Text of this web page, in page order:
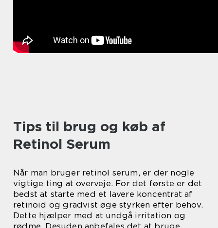
Tips til brug og køb af
Retinol Serum
Når man bruger retinol serum, er der nogle
vigtige ting at overveje. For det første er det
bedst at starte med et lavere koncentrat af
retinoid og gradvist øge styrken efter behov.
Dette hjælper med at undgå irritation og
rødme. Desuden anbefales det at bruge